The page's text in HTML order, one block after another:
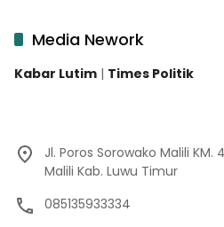
Media Nework
Kabar Lutim | Times Politik
Jl. Poros Sorowako Malili
Malili Kab. Luwu Timur
085135933334